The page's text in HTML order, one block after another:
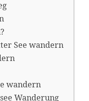
See wandern
wandern
Wanderung